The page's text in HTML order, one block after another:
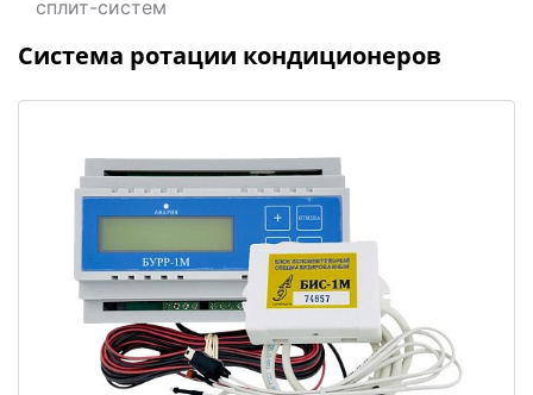
сплит-систем
Система ротации кондиционеров